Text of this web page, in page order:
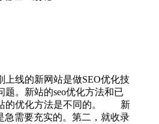
线的新网站是做SEO优化技
题。新站的seo优化方法和已
的优化方法是不同的。 新
急需要充实的。第二，就收录